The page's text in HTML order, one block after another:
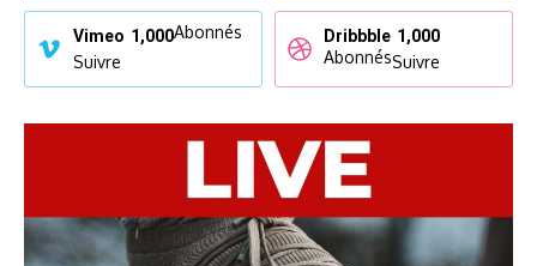
Vimeo 1,000Abonnés
Suivre
Dribbble 1,000
AbonnésSuivre